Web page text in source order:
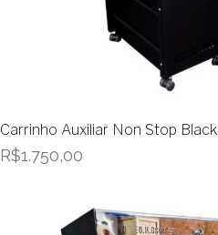
Carrinho Auxiliar Non Stop Black
R$1.750,00